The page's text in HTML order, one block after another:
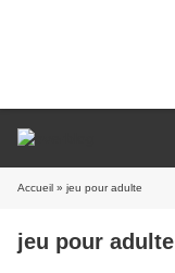
Accueil » jeu pour adulte
jeu pour adulte